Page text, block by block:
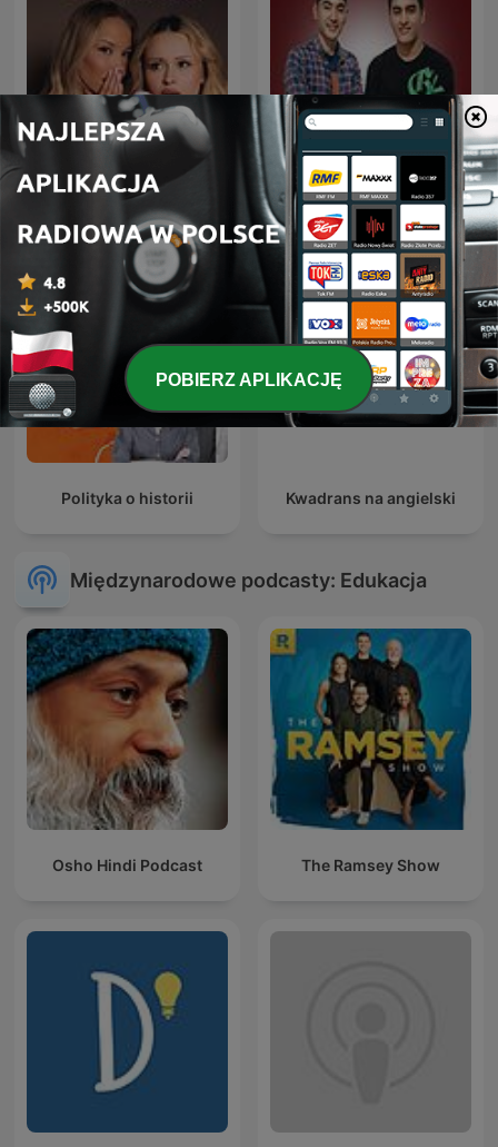
besties Deutsche Podcasts
Polityka o historii Kwadrans na angielski
Międzynarodowe podcasty: Edukacja
Osho Hindi Podcast The Ramsey Show
POBIERZ APLIKACJĘ